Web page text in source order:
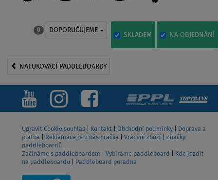
0 DOPORUČUJEME
SKLADEM NA OBJEDNÁNÍ
NAFUKOVACÍ PADDLEBOARDY
Upravit Cookie souhlas Kontakt Obchodní podmínky
Doprava a
platba
Reklamace je u nás hračka Vrácení zboží
Značky
paddleboardů
Začínáme s paddleboardem
Vybíráme paddleboard
Kde jezdit
na paddleboardu
Paddleboard poradna